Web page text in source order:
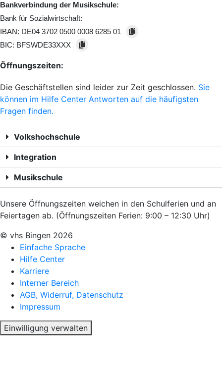
Bankverbindung der Musikschule:
Bank für Sozialwirtschaft:
IBAN: DE04 3702 0500 0008 6285 01
BIC: BFSWDE33XXX
Öffnungszeiten:
Die Geschäftstellen sind leider zur Zeit geschlossen. Sie
können im Hilfe Center Antworten auf die häufigsten
Fragen finden.
Volkshochschule
Integration
Musikschule
Unsere Öffnungszeiten weichen in den Schulferien und an
Feiertagen ab. (Öffnungszeiten Ferien: 9:00 – 12:30 Uhr)
© vhs Bingen 2026
Einfache Sprache
Hilfe Center
Karriere
Interner Bereich
AGB, Widerruf, Datenschutz
Impressum
Einwilligung verwalten